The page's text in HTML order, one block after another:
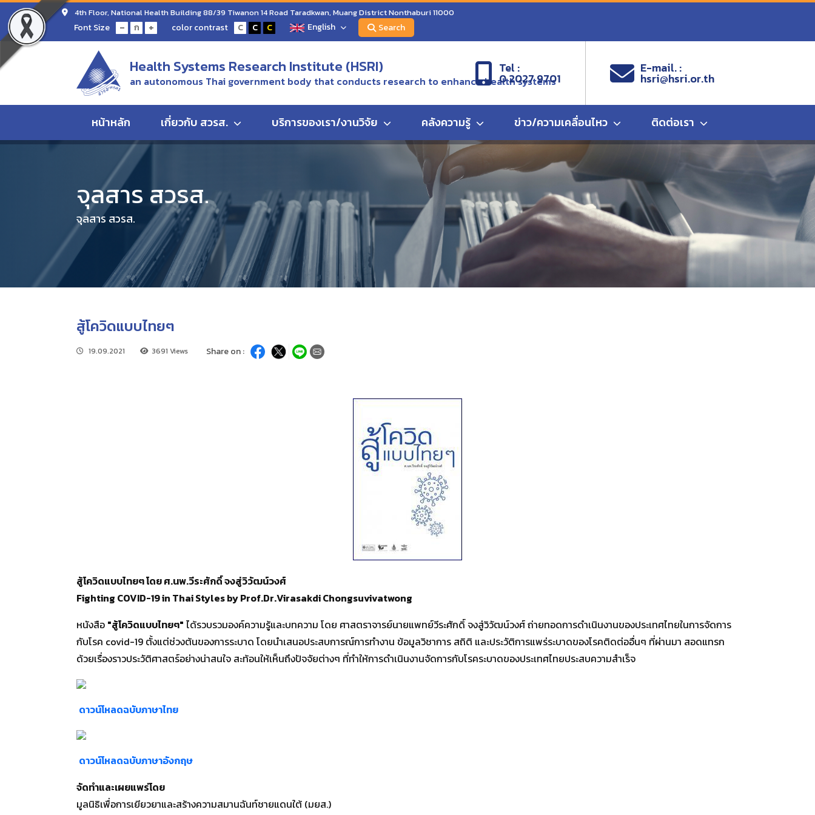
4th Floor, National Health Building 88/39 Tiwanon 14 Road Taradkwan, Muang District Nonthaburi 11000
Font Size - ก + color contrast C C C English Search
Health Systems Research Institute (HSRI)
an autonomous Thai government body that conducts research to enhance health systems
Tel :
0 2027 9701
E-mail. :
hsri@hsri.or.th
หน้าหลัก เกี่ยวกับ สวรส. บริการของเรา/งานวิจัย คลังความรู้ ข่าว/ความเคลื่อนไหว ติดต่อเรา
จุลสาร สวรส.
จุลสาร สวรส.
สู้โควิดแบบไทยๆ
19.09.2021 3691 Views Share on :
สู้โควิดแบบไทยๆ โดย ศ.นพ.วีระศักดิ์ จงสู่วิวัฒน์วงศ์
Fighting COVID-19 in Thai Styles by Prof.Dr.Virasakdi Chongsuvivatwong
หนังสือ "สู้โควิดแบบไทยๆ" ได้รวบรวมองค์ความรู้และบทความ โดย ศาสตราจารย์นายแพทย์วีระศักดิ์ จงสู่วิวัฒน์วงศ์ ถ่ายทอดการดำเนินงานของประเทศไทยในการจัดการ
กับโรค covid-19 ตั้งแต่ช่วงต้นของการระบาด โดยนำเสนอประสบการณ์การทำงาน ข้อมูลวิชาการ สถิติ และประวัติการแพร่ระบาดของโรคติดต่ออื่นๆ ที่ผ่านมา สอดแทรก
ด้วยเรื่องราวประวัติศาสตร์อย่างน่าสนใจ สะท้อนให้เห็นถึงปัจจัยต่างๆ ที่ทำให้การดำเนินงานจัดการกับโรคระบาดของประเทศไทยประสบความสำเร็จ
ดาวน์โหลดฉบับภาษาไทย
ดาวน์โหลดฉบับภาษาอังกฤษ
จัดทำและเผยแพร่โดย
มูลนิธิเพื่อการเยียวยาและสร้างความสมานฉันท์ชายแดนใต้ (มยส.)